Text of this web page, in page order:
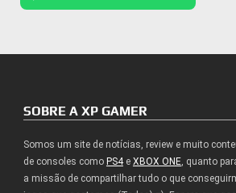
SOBRE A XP GAMER
Somos um site de notícias, review e muito
de consoles como PS4e XBOX ONE, quanto
a missão de compartilhar tudo o que